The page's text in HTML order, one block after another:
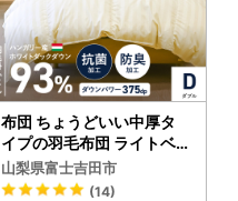
布団 ちょうどいい中厚タ
イプの羽毛布団 ライトベ
ージュ( ダブル ) 合い掛け
冬用
山梨県富士吉田市
(14)